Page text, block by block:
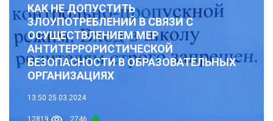
КАК НЕ ДОПУСТИТЬ
ЗЛОУПОТРЕБЛЕНИЙ В СВЯЗИ С
ОСУЩЕСТВЛЕНИЕМ МЕР
АНТИТЕРРОРИСТИЧЕСКОЙ
БЕЗОПАСНОСТИ В ОБРАЗОВАТЕЛЬНЫХ
ОРГАНИЗАЦИЯХ
13:50 25.03.2024